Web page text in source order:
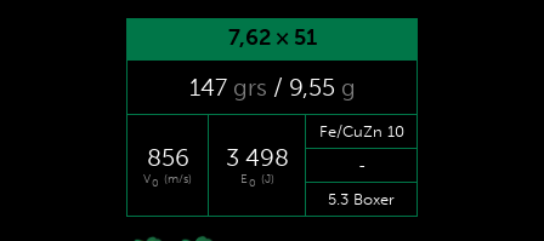
7,62 × 51
147 grs / 9,55 g
856
V0 (m/s)
3 498
E0 (J)
Fe/CuZn 10
-
5.3 Boxer